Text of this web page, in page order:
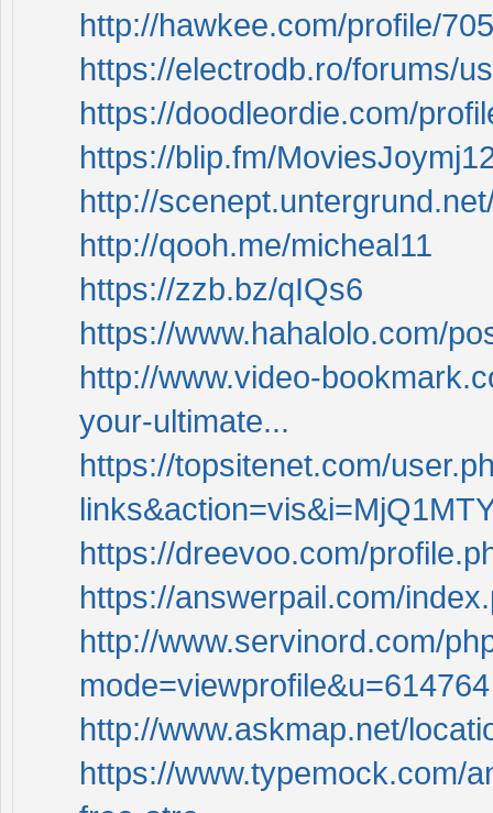
http://hawkee.com/profile/
https://electrodb.ro/forums/
https://doodleordie.com/
https://blip.fm/
http://
http://qooh.me/micheal11
https://zzb.bz/qIQs6
https://www.hahalolo.com/
http://www.video-
your-ultimate...
https://topsitenet.com/
https://dreevoo.com/
https://answerpail.com/
http://www.servinord.com/
mode=viewprofile&u=614764
http://www.askmap.net/
https://www.typemock.com/